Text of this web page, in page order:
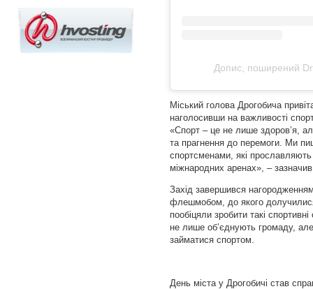
Допис, поширений
Міський голова Дрогобича
наголосивши на важливості
«Спорт – це не лише здоров’я,
та прагнення до перемоги. Ми
спортсменами, які
міжнародних аренах», – зазначив
Захід завершився
флешмобом, до якого долучилися
пообіцяли зробити такі
не лише об’єднують громаду,
займатися спортом.
День міста у Дрогобичі став